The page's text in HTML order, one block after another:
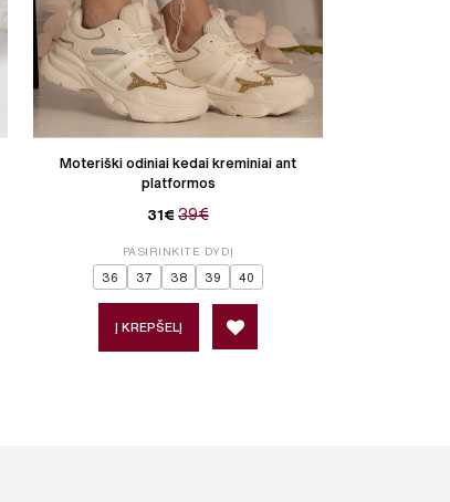
Moteriški odiniai kedai kreminiai ant
platformos
31€ 39€
PASIRINKITE DYDĮ
36 37 38 39 40
Į KREPŠELĮ